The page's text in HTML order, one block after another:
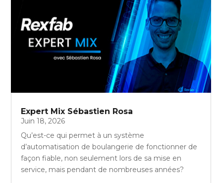
Expert Mix Sébastien Rosa
Juin 18, 2026
Qu’est-ce qui permet à un système
d’automatisation de boulangerie de fonctionner de
façon fiable, non seulement lors de sa mise en
service, mais pendant de nombreuses années?